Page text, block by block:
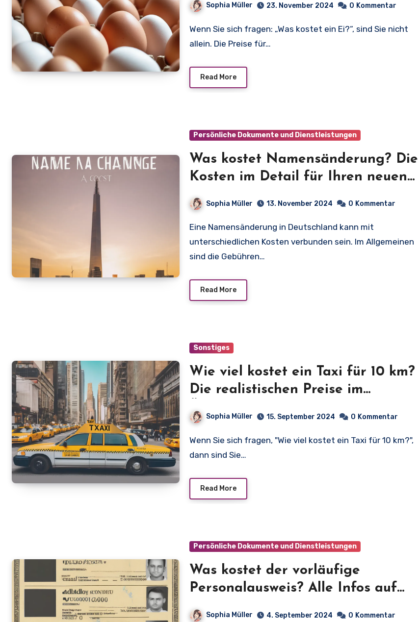
Sophia Müller 23. November 2024 0 Kommentar
Wenn Sie sich fragen: „Was kostet ein Ei?“, sind Sie nicht
allein. Die Preise für…
Read More
Persönliche Dokumente und Dienstleistungen
Was kostet Namensänderung? Die
Kosten im Detail für Ihren neuen
Namen!
Sophia Müller 13. November 2024 0 Kommentar
Eine Namensänderung in Deutschland kann mit
unterschiedlichen Kosten verbunden sein. Im Allgemeinen
sind die Gebühren…
Read More
Sonstiges
Wie viel kostet ein Taxi für 10 km?
Die realistischen Preise im
Überblick!
Sophia Müller 15. September 2024 0 Kommentar
Wenn Sie sich fragen, "Wie viel kostet ein Taxi für 10 km?",
dann sind Sie…
Read More
Persönliche Dokumente und Dienstleistungen
Was kostet der vorläufige
Personalausweis? Alle Infos auf
einen Blick!
Sophia Müller 4. September 2024 0 Kommentar